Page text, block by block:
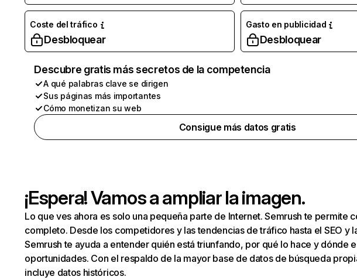
Coste del tráfico
Desbloquear
Gasto en publicidad
Desbloquear
Descubre gratis más secretos de la competencia
A qué palabras clave se dirigen
Sus páginas más importantes
Cómo monetizan su web
Consigue más datos gratis
¡Espera! Vamos a ampliar la imagen.
Lo que ves ahora es solo una pequeña parte de Internet. Semrush te permite
completo. Desde los competidores y las tendencias de tráfico hasta el SEO y
Semrush te ayuda a entender quién está triunfando, por qué lo hace y dónde
oportunidades. Con el respaldo de la mayor base de datos de búsqueda
incluye datos históricos.